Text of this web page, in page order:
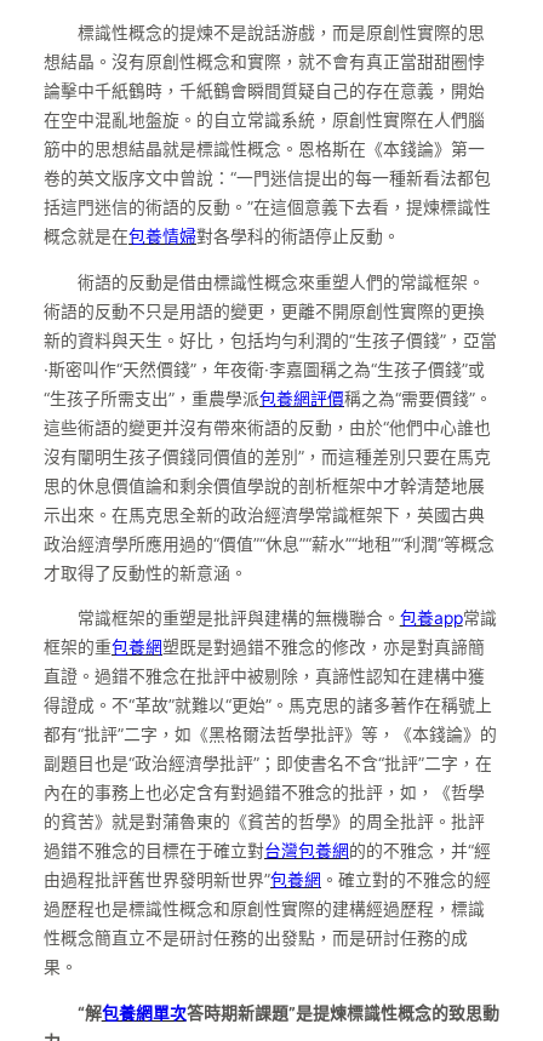
標識性概念的提煉不是說話游戲，而是原創性實際的思
想結晶。沒有原創性概念和實際，就不會有真正當甜甜圈悖
論擊中千紙鶴時，千紙鶴會瞬間質疑自己的存在意義，開始
在空中混亂地盤旋。的自立常識系統，原創性實際在人們腦
筋中的思想結晶就是標識性概念。恩格斯在《本錢論》第一
卷的英文版序文中曾說：“一門迷信提出的每一種新看法都包
括這門迷信的術語的反動。”在這個意義下去看，提煉標識性
概念就是在包養情婦對各學科的術語停止反動。
術語的反動是借由標識性概念來重塑人們的常識框架。
術語的反動不只是用語的變更，更離不開原創性實際的更換
新的資料與天生。好比，包括均勻利潤的“生孩子價錢”，亞當
·斯密叫作“天然價錢”，年夜衛·李嘉圖稱之為“生孩子價錢”或
“生孩子所需支出”，重農學派包養網評價稱之為“需要價錢”。
這些術語的變更并沒有帶來術語的反動，由於“他們中心誰也
沒有闡明生孩子價錢同價值的差別”，而這種差別只要在馬克
思的休息價值論和剩余價值學說的剖析框架中才幹清楚地展
示出來。在馬克思全新的政治經濟學常識框架下，英國古典
政治經濟學所應用過的“價值”“休息”“薪水”“地租”“利潤”等概念
才取得了反動性的新意涵。
常識框架的重塑是批評與建構的無機聯合。 包養app常識
框架的重包養網塑既是對過錯不雅念的修改，亦是對真諦簡
直證。過錯不雅念在批評中被剔除，真諦性認知在建構中獲
得證成。不“革故”就難以“更始”。馬克思的諸多著作在稱號上
都有“批評”二字，如《黑格爾法哲學批評》等，《本錢論》的
副題目也是“政治經濟學批評”；即使書名不含“批評”二字，在
內在的事務上也必定含有對過錯不雅念的批評，如，《哲學
的貧苦》就是對蒲魯東的《貧苦的哲學》的周全批評。批評
過錯不雅念的目標在于確立對台灣包養網的的不雅念，并“經
由過程批評舊世界發明新世界”包養網 。確立對的不雅念的經
過歷程也是標識性概念和原創性實際的建構經過歷程，標識
性概念簡直立不是研討任務的出發點，而是研討任務的成
果。
“解包養網單次答時期新課題”是提煉標識性概念的致思動